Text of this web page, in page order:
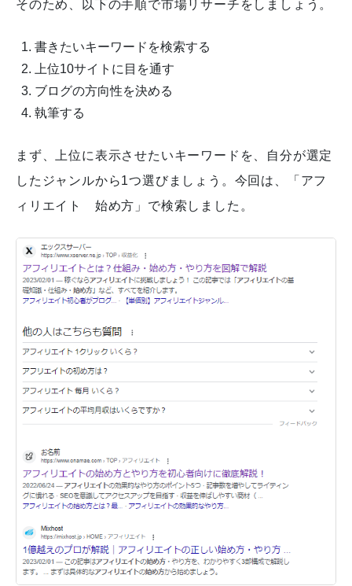
そのため、以下の手順で市場リサーチをしましょう。
書きたいキーワードを検索する
上位10サイトに目を通す
ブログの方向性を決める
執筆する
まず、上位に表示させたいキーワードを、自分が選定
したジャンルから1つ選びましょう。今回は、「アフ
ィリエイト 始め方」で検索しました。